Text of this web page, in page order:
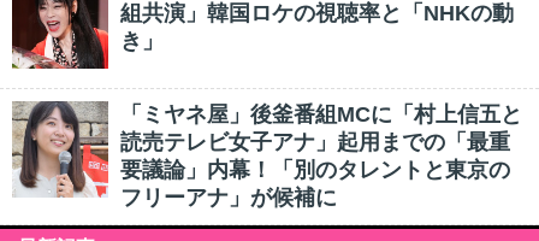
組共演」韓国ロケの視聴率と「NHKの動
き」
「ミヤネ屋」後釜番組MCに「村上信五と
読売テレビ女子アナ」起用までの「最重
要議論」内幕！「別のタレントと東京の
フリーアナ」が候補に